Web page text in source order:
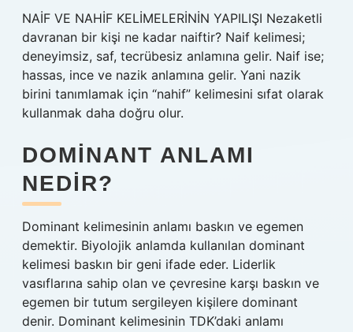
NAİF VE NAHİF KELİMELERİNİN YAPILIŞI Nezaketli
davranan bir kişi ne kadar naiftir? Naif kelimesi;
deneyimsiz, saf, tecrübesiz anlamına gelir. Naif ise;
hassas, ince ve nazik anlamına gelir. Yani nazik
birini tanımlamak için “nahif” kelimesini sıfat olarak
kullanmak daha doğru olur.
DOMINANT ANLAMI
NEDIR?
Dominant kelimesinin anlamı baskın ve egemen
demektir. Biyolojik anlamda kullanılan dominant
kelimesi baskın bir geni ifade eder. Liderlik
vasıflarına sahip olan ve çevresine karşı baskın ve
egemen bir tutum sergileyen kişilere dominant
denir. Dominant kelimesinin TDK’daki anlamı